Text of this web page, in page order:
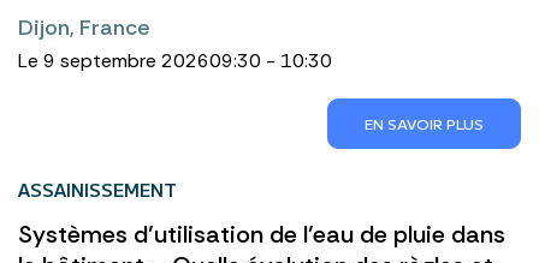
Dijon, France
Le 9 septembre 202609:30 - 10:30
EN SAVOIR PLUS
ASSAINISSEMENT
Systèmes d’utilisation de l’eau de pluie dans